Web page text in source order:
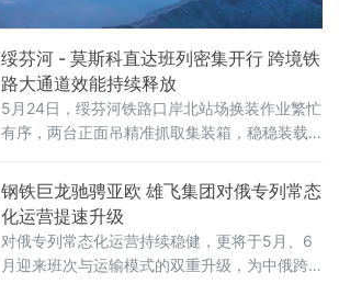
绥芬河 - 莫斯科直达班列密集开行 跨境铁
路大通道效能持续释放
5月24日，绥芬河铁路口岸北站场换装作业繁忙
有序，两台正面吊精准抓取集装箱，稳稳装载
二、三列“绥芬河—莫斯科”直达班列完成编组，
即将满载110个集装箱、货值超5000万元人民
币的货物启程赴俄，标志着绥芬河口岸跨境铁
路运能实现新跃升。
钢铁巨龙驰骋亚欧 雄飞集团对俄专列常态
化运营提速升级
对俄专列常态化运营持续稳健，更将于5月、6
月迎来班次与运输模式的双重升级，为中俄跨